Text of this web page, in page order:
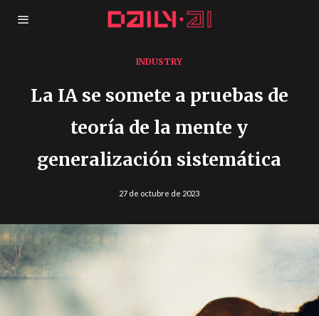
INDUSTRY
La IA se somete a pruebas de
teoría de la mente y
generalización sistemática
27 de octubre de 2023